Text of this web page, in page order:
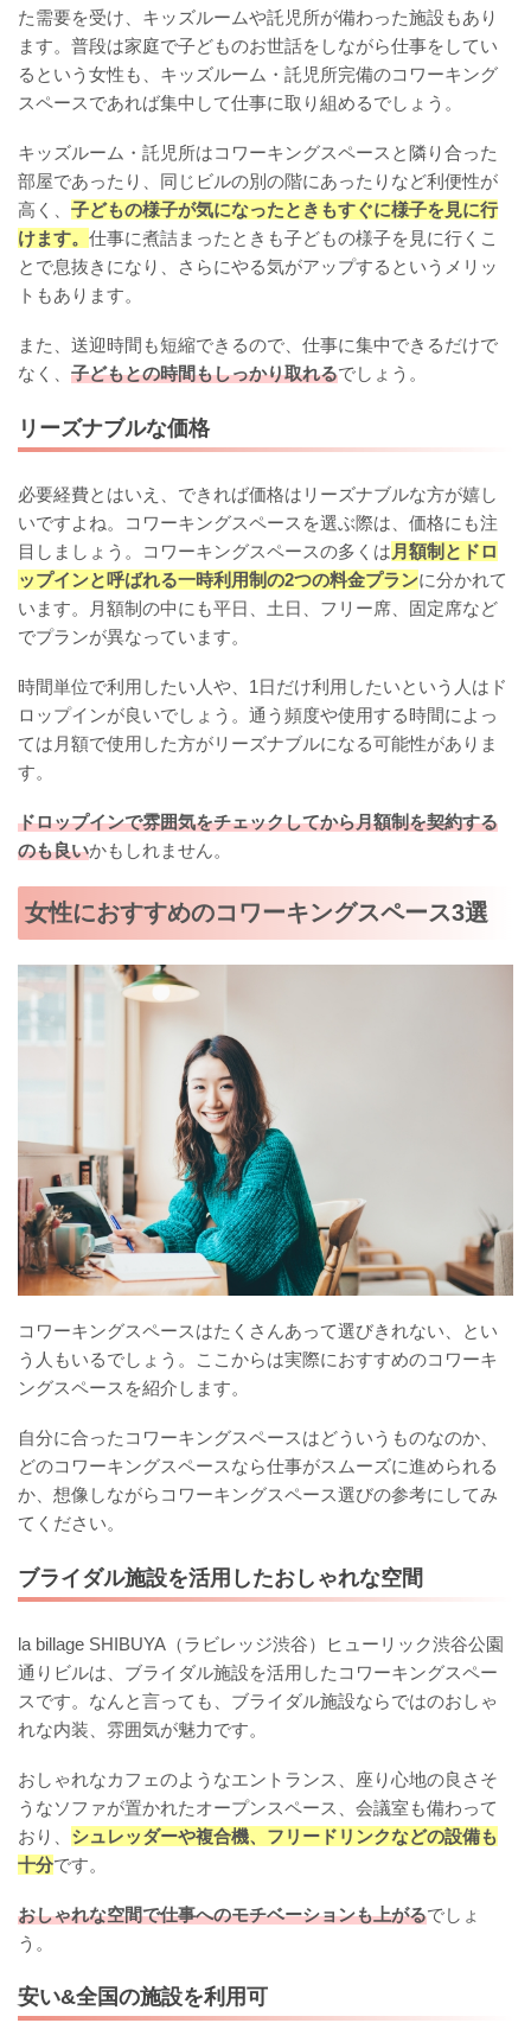
た需要を受け、キッズルームや託児所が備わった施設もあり
ます。普段は家庭で子どものお世話をしながら仕事をしてい
るという女性も、キッズルーム・託児所完備のコワーキング
スペースであれば集中して仕事に取り組めるでしょう。
キッズルーム・託児所はコワーキングスペースと隣り合った
部屋であったり、同じビルの別の階にあったりなど利便性が
高く、 子どもの様子が気になったときもすぐに様子を見に行
けます。 仕事に煮詰まったときも子どもの様子を見に行くこ
とで息抜きになり、さらにやる気がアップするというメリッ
トもあります。
また、送迎時間も短縮できるので、仕事に集中できるだけで
なく、 子どもとの時間もしっかり取れるでしょう。
リーズナブルな価格
必要経費とはいえ、できれば価格はリーズナブルな方が嬉し
いですよね。コワーキングスペースを選ぶ際は、価格にも注
目しましょう。コワーキングスペースの多くは 月額制とドロ
ップインと呼ばれる一時利用制の2つの料金プランに分かれて
います。月額制の中にも平日、土日、フリー席、固定席など
でプランが異なっています。
時間単位で利用したい人や、1日だけ利用したいという人はド
ロップインが良いでしょう。通う頻度や使用する時間によっ
ては月額で使用した方がリーズナブルになる可能性がありま
す。
ドロップインで雰囲気をチェックしてから月額制を契約する
のも良いかもしれません。
女性におすすめのコワーキングスペース3選
コワーキングスペースはたくさんあって選びきれない、とい
う人もいるでしょう。ここからは実際におすすめのコワーキ
ングスペースを紹介します。
自分に合ったコワーキングスペースはどういうものなのか、
どのコワーキングスペースなら仕事がスムーズに進められる
か、想像しながらコワーキングスペース選びの参考にしてみ
てください。
ブライダル施設を活用したおしゃれな空間
la billage SHIBUYA（ラビレッジ渋谷）ヒューリック渋谷公園
通りビルは、ブライダル施設を活用したコワーキングスペー
スです。なんと言っても、ブライダル施設ならではのおしゃ
れな内装、雰囲気が魅力です。
おしゃれなカフェのようなエントランス、座り心地の良さそ
うなソファが置かれたオープンスペース、会議室も備わって
おり、 シュレッダーや複合機、フリードリンクなどの設備も
十分です。
おしゃれな空間で仕事へのモチベーションも上がるでしょ
う。
安い&全国の施設を利用可